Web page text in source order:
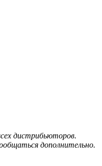
дистрибьюторов.
дополнительно.